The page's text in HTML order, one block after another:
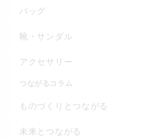
バッグ
靴・サンダル
アクセサリー
つながるコラム
ものづくりとつながる
未来とつながる